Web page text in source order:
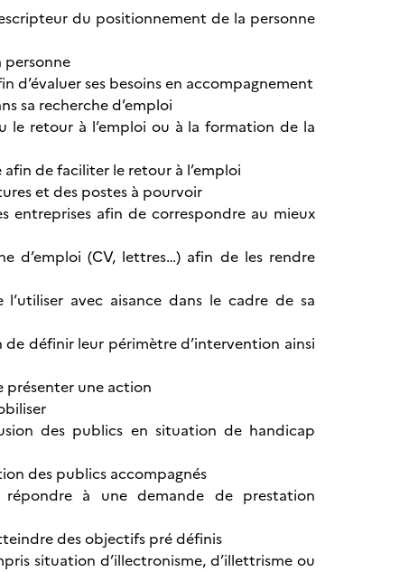
du positionnement de la personne
d’évaluer ses besoins en accompagnement
sa recherche d’emploi
le retour à l’emploi ou à la formation de la
de faciliter le retour à l’emploi
et des postes à pourvoir
entreprises afin de correspondre au mieux
d’emploi (CV, lettres…) afin de les rendre
l’utiliser avec aisance dans le cadre de sa
définir leur périmètre d’intervention ainsi
présenter une action
des publics en situation de handicap
des publics accompagnés
à une demande de prestation
des objectifs pré définis
situation d’illectronisme, d’illettrisme ou